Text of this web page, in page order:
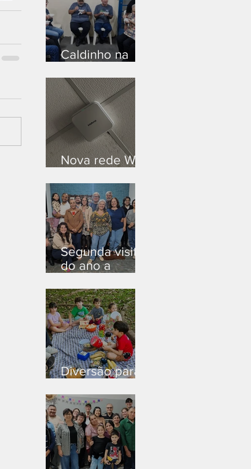
Caldinho na
Nova rede Wi-
Segunda visita
do ano a
Diversão para